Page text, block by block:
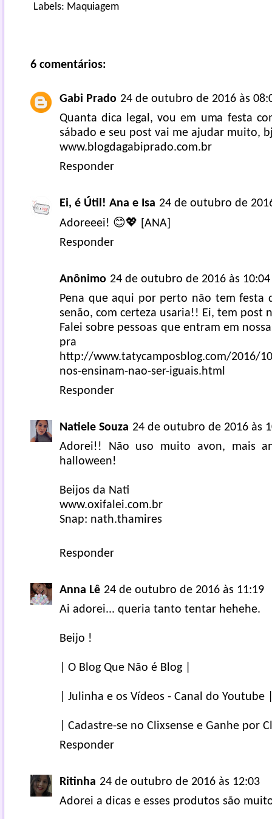
Labels: Maquiagem
6 comentários:
Gabi Prado 24 de outubro de 2016 às
Quanta dica legal, vou em uma festa
sábado e seu post vai me ajudar muito,
www.blogdagabiprado.com.br
Responder
Ei, é Útil! Ana e Isa 24 de outubro de
Adoreeei! 😊💖 [ANA]
Responder
Anônimo 24 de outubro de 2016 às 10:04
Pena que aqui por perto não tem festa
senão, com certeza usaria!! Ei, tem post
Falei sobre pessoas que entram em
pra
http://www.tatycamposblog.com/2016/
nos-ensinam-nao-ser-iguais.html
Responder
Natiele Souza 24 de outubro de 2016 às
Adorei!! Não uso muito avon, mais
halloween!
Beijos da Nati
www.oxifalei.com.br
Snap: nath.thamires
Responder
Anna Lê 24 de outubro de 2016 às 11:19
Ai adorei... queria tanto tentar hehehe.
Beijo !
| O Blog Que Não é Blog |
| Julinha e os Vídeos - Canal do Youtube
| Cadastre-se no Clixsense e Ganhe por
Responder
Ritinha 24 de outubro de 2016 às 12:03
Adorei a dicas e esses produtos são